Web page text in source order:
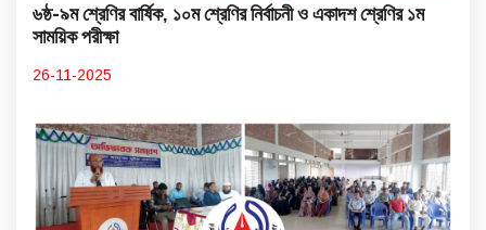
৬ষ্ঠ-৯ম শ্রেণির বার্ষিক, ১০ম শ্রেণির নির্বাচনী ও একাদশ শ্রেণির ১ম
সাময়িক পরীক্ষা
26-11-2025